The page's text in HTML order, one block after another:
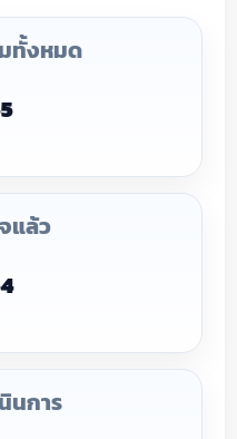
ทั้งหมด
แล้ว
นการ